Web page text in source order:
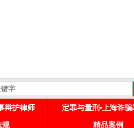
辩护律师
定罪与量刑•上海诈
规 精品案例